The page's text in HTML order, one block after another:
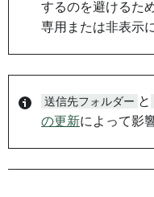
するのを避けるた
専用または非表示
送信先フォルダー と
の更新によって影